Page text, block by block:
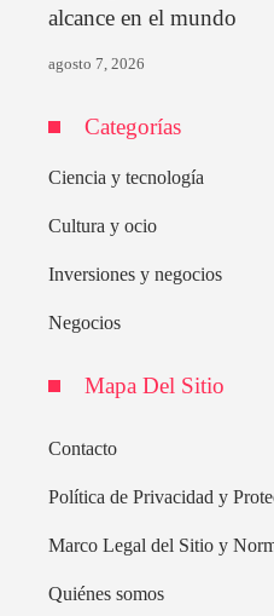
alcance en el mundo
agosto 7, 2026
Categorías
Ciencia y tecnología
Cultura y ocio
Inversiones y negocios
Negocios
Mapa Del Sitio
Contacto
Política de Privacidad y
Marco Legal del Sitio y
Quiénes somos